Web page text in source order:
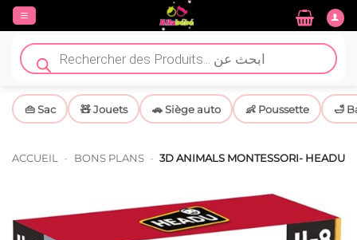
Passer
contenu
Recherche
de
produits
👜 Sac 🧸 Jouets 🚗 Siège auto 👶 Poussette 🛁
ACCUEIL - BONS PLANS - 3D ANIMALS MONTESSORI- HEADU